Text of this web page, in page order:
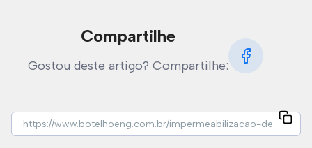
Compartilhe
Gostou deste artigo? Compartilhe: